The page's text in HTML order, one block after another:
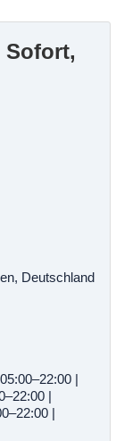
Deutschland
|
|
|